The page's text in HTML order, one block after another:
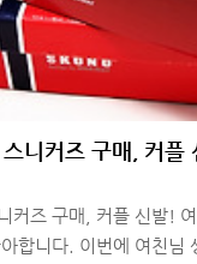
니커즈 구매, 커플
커즈 구매, 커플 신발!
합니다. 이번에 여친님